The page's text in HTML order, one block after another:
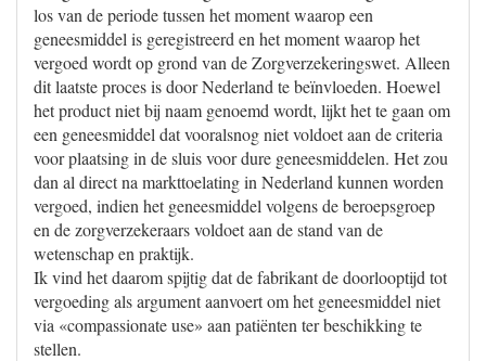
los van de periode tussen het moment waarop een
geneesmiddel is geregistreerd en het moment waarop het
vergoed wordt op grond van de Zorgverzekeringswet. Alleen
dit laatste proces is door Nederland te beïnvloeden. Hoewel
het product niet bij naam genoemd wordt, lijkt het te gaan om
een geneesmiddel dat vooralsnog niet voldoet aan de criteria
voor plaatsing in de sluis voor dure geneesmiddelen. Het zou
dan al direct na markttoelating in Nederland kunnen worden
vergoed, indien het geneesmiddel volgens de beroepsgroep
en de zorgverzekeraars voldoet aan de stand van de
wetenschap en praktijk.
Ik vind het daarom spijtig dat de fabrikant de doorlooptijd tot
vergoeding als argument aanvoert om het geneesmiddel niet
via «compassionate use» aan patiënten ter beschikking te
stellen.